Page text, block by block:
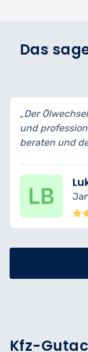
Das
„Der
und
beraten und
Kfz-